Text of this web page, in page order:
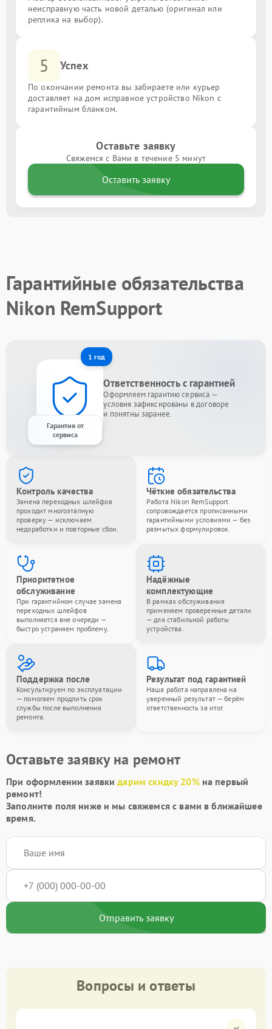
неисправную часть новой деталью (оригинал или
реплика на выбор).
5 Успех
По окончании ремонта вы забираете или курьер
доставляет на дом исправное устройство Nikon с
гарантийным бланком.
Оставьте заявку
Свяжемся с Вами в течение 5 минут
Оставить заявку
Гарантийные обязательства
Nikon RemSupport
1 год
Гарантия от
сервиса
Ответственность с гарантией
Оформляем гарантию сервиса —
условия зафиксированы в договоре
и понятны заранее.
Контроль качества
Замена переходных шлейфов
проходит многоэтапную
проверку — исключаем
недоработки и повторные сбои.
Чёткие обязательства
Работа Nikon RemSupport
сопровождается прописанными
гарантийными условиями — без
размытых формулировок.
Приоритетное
обслуживание
При гарантийном случае замена
переходных шлейфов
выполняется вне очереди —
быстро устраняем проблему.
Надёжные
комплектующие
В рамках обслуживания
применяем проверенные детали
— для стабильной работы
устройства.
Поддержка после
Консультируем по эксплуатации
— помогаем продлить срок
службы после выполнения
ремонта.
Результат под гарантией
Наша работа направлена на
уверенный результат — берём
ответственность за итог.
Оставьте заявку на ремонт
При оформлении заявкидарим скидку 20%на первый
ремонт!
Заполните поля ниже и мы свяжемся с вами в ближайшее
время.
Отправить заявку
Вопросы и ответы